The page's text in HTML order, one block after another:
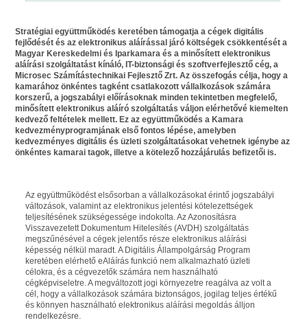
Stratégiai együttműködés keretében támogatja a cégek digitális
fejlődését és az elektronikus aláírással járó költségek csökkentését a
Magyar Kereskedelmi és Iparkamara és a minősített elektronikus
aláírási szolgáltatást kínáló, IT-biztonsági és szoftverfejlesztő cég, a
Microsec Számítástechnikai Fejlesztő Zrt. Az összefogás célja, hogy a
kamarához önkéntes tagként csatlakozott vállalkozások számára
korszerű, a jogszabályi előírásoknak minden tekintetben megfelelő,
minősített elektronikus aláíró szolgáltatás váljon elérhetővé kiemelten
kedvező feltételek mellett. Ez az együttműködés a Kamara
kedvezményprogramjának első fontos lépése, amelyben
kedvezményes digitális és üzleti szolgáltatásokat vehetnek igénybe az
önkéntes kamarai tagok, illetve a kötelező hozzájárulás befizetői is.
Az együttműködést elsősorban a vállalkozásokat érintő jogszabályi
változások, valamint az elektronikus jelentési kötelezettségek
teljesítésének szükségessége indokolta. Az Azonosításra
Visszavezetett Dokumentum Hitelesítés (AVDH) szolgáltatás
megszűnésével a cégek jelentős része elektronikus aláírási
képesség nélkül maradt. A Digitális Állampolgárság Program
keretében elérhető eAláírás funkció nem alkalmazható üzleti
célokra, és a cégvezetők számára nem használható
cégképviseletre. A megváltozott jogi környezetre reagálva az volt a
cél, hogy a vállalkozások számára biztonságos, jogilag teljes értékű
és könnyen használható elektronikus aláírási megoldás álljon
rendelkezésre.